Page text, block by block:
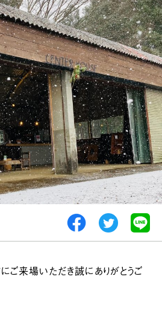
ご来場いただき誠にありがとうご